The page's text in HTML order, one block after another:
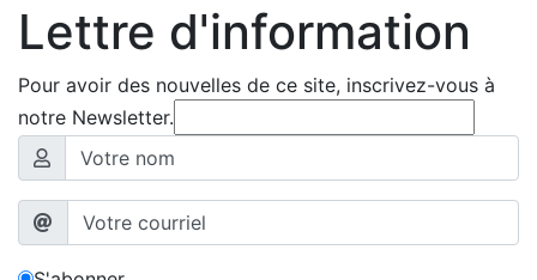
Lettre d'information
Pour avoir des nouvelles de ce site, inscrivez-vous à
notre Newsletter.